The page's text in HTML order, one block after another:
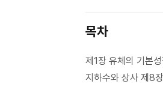
목차
제1장 유체의 기본
지하수와 상사 제8